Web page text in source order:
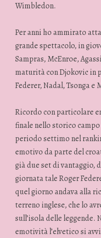
Wimbledon.
Per anni ho ammirato
grande spettacolo, in
Sampras, McEnroe,
maturità con Djokovic in
Federer, Nadal, Tsonga e
Ricordo con particolare
finale nello storico
periodo settimo nel
emotivo da parte del
già due set di vantaggio,
giornata tale Roger
quel giorno andava alla
terreno inglese, che lo
sull’isola delle
emotività l’elvetico si